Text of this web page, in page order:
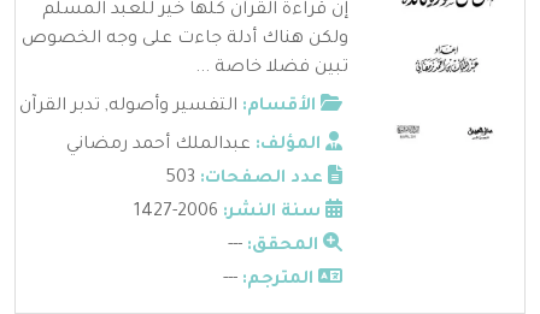
إن قراءة القرآن كلها خير للعبد المسلم
ولكن هناك أدلة جاءت على وجه الخصوص
تبين فضلا خاصة ...
الأقسام: التفسير وأصوله, تدبر القرآن
المؤلف: عبدالملك أحمد رمضاني
عدد الصفحات:
سنة النشر:
المحقق: ---
المترجم: ---